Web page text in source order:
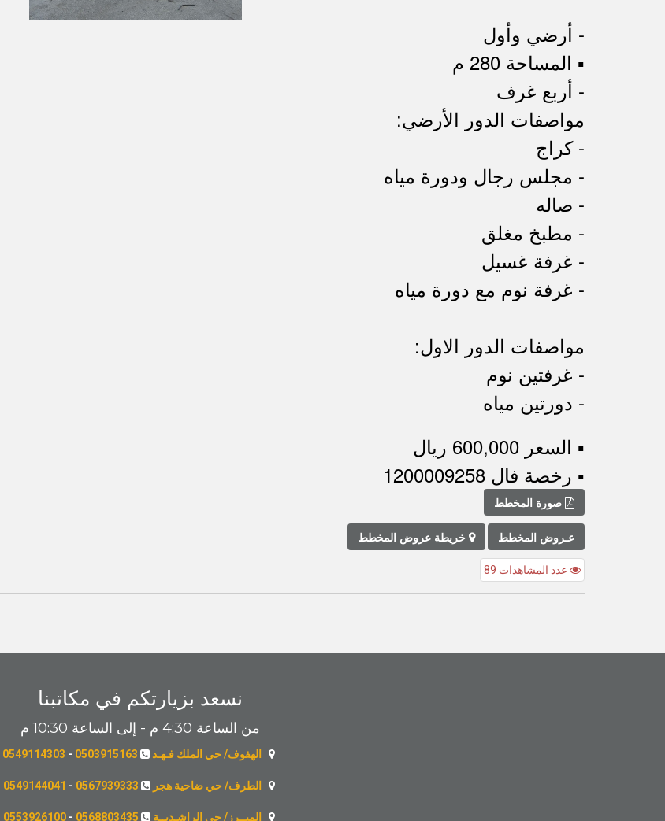
- أرضي وأول
▪︎ المساحة 280 م
- أربع غرف
مواصفات الدور الأرضي:
- كراج
- مجلس رجال ودورة مياه
- صاله
- مطبخ مغلق
- غرفة غسيل
- غرفة نوم مع دورة مياه
مواصفات الدور الاول:
- غرفتين نوم
- دورتين مياه
▪︎ السعر 600,000 ريال
▪︎ رخصة فال 1200009258
صورة المخطط
عـروض المخطط خريطة عروض المخطط
عدد المشاهدات 89
نسعد بزيارتكم في مكاتبنا
من الساعة 4:30 م - إلى الساعة 10:30 م
الهفوف/ حي الملك فـهـد 0503915163
-
0549114303
الطرف/ حي ضاحية هجر 0567939333
-
0549144041
المبــرز/ حي الراشـديــة 0568803435
-
0553926100